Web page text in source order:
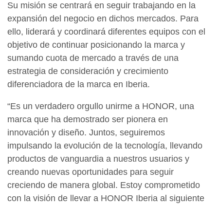
Su misión se centrará en seguir trabajando en la
expansión del negocio en dichos mercados. Para
ello, liderará y coordinará diferentes equipos con el
objetivo de continuar posicionando la marca y
sumando cuota de mercado a través de una
estrategia de consideración y crecimiento
diferenciadora de la marca en Iberia.
“Es un verdadero orgullo unirme a HONOR, una
marca que ha demostrado ser pionera en
innovación y diseño. Juntos, seguiremos
impulsando la evolución de la tecnología, llevando
productos de vanguardia a nuestros usuarios y
creando nuevas oportunidades para seguir
creciendo de manera global. Estoy comprometido
con la visión de llevar a HONOR Iberia al siguiente